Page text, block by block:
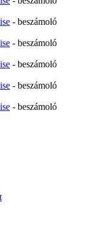
- beszámoló
- beszámoló
- beszámoló
- beszámoló
- beszámoló